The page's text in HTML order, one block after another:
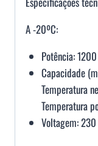
A -20ºC:
Potência:
Capacidade
Temperatura
Temperatura
Voltagem: 230